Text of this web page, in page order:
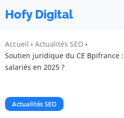
Hofy Digital
Accueil
Actualités SEO
Soutien juridique du CE Bpifrance
salariés en 2025 ?
Actualités SEO